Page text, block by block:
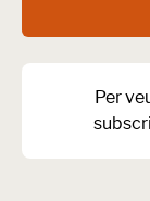
Per